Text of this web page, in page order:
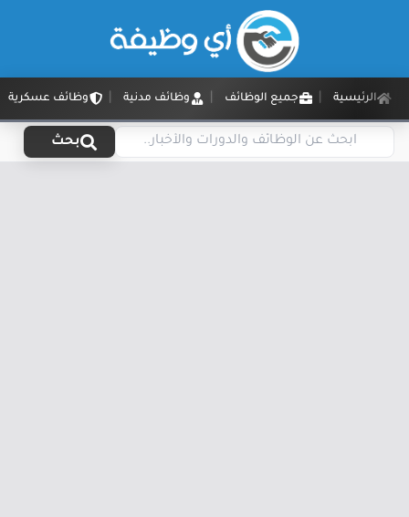
الرئيسية جميع الوظائف وظائف مدنية وظائف عسكرية
بحث